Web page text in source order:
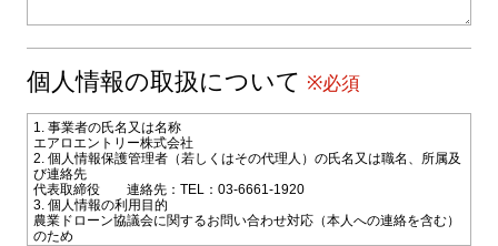
個人情報の取扱について ※必須
1. 事業者の氏名又は名称
エアロエントリー株式会社
2. 個人情報保護管理者（若しくはその代理人）の氏名又は職名、所属及
び連絡先
代表取締役 連絡先：TEL：03-6661-1920
3. 個人情報の利用目的
農業ドローン協議会に関するお問い合わせ対応（本人への連絡を含む）
のため